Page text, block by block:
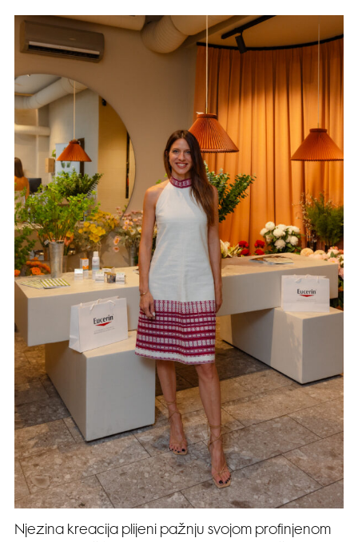
Njezina kreacija plijeni pažnju svojom profinjenom